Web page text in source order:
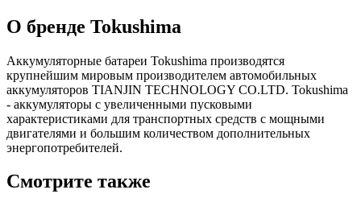
О бренде Tokushima
Аккумуляторные батареи Tokushima производятся
крупнейшим мировым производителем автомобильных
аккумуляторов TIANJIN TECHNOLOGY CO.LTD. Tokushima
- аккумуляторы с увеличенными пусковыми
характеристиками для транспортных средств с мощными
двигателями и большим количеством дополнительных
энергопотребителей.
Смотрите также